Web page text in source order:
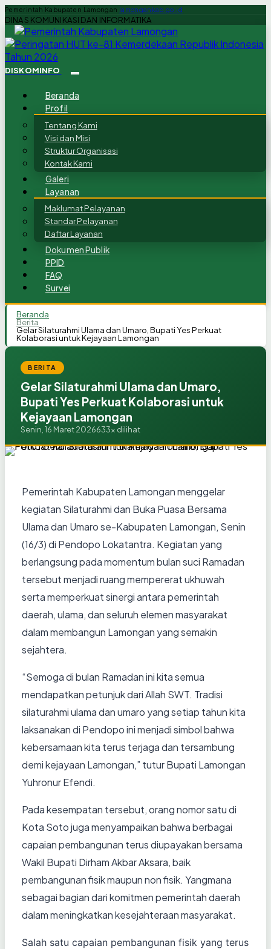
Pemerintah Kabupaten Lamongan lamongankab.go.id
DINAS KOMUNIKASI DAN INFORMATIKA
DISKOMINFO
Beranda
Profil
Tentang Kami
Visi dan Misi
Struktur Organisasi
Kontak Kami
Galeri
Layanan
Maklumat Pelayanan
Standar Pelayanan
Daftar Layanan
Dokumen Publik
PPID
FAQ
Survei
Beranda
Berita
Gelar Silaturahmi Ulama dan Umaro, Bupati Yes Perkuat
Kolaborasi untuk Kejayaan Lamongan
BERITA
Gelar Silaturahmi Ulama dan Umaro,
Bupati Yes Perkuat Kolaborasi untuk
Kejayaan Lamongan
Senin, 16 Maret 2026633x dilihat
Pemerintah Kabupaten Lamongan menggelar
kegiatan Silaturahmi dan Buka Puasa Bersama
Ulama dan Umaro se-Kabupaten Lamongan, Senin
(16/3) di Pendopo Lokatantra. Kegiatan yang
berlangsung pada momentum bulan suci Ramadan
tersebut menjadi ruang mempererat ukhuwah
serta memperkuat sinergi antara pemerintah
daerah, ulama, dan seluruh elemen masyarakat
dalam membangun Lamongan yang semakin
sejahtera.
“Semoga di bulan Ramadan ini kita semua
mendapatkan petunjuk dari Allah SWT. Tradisi
silaturahmi ulama dan umaro yang setiap tahun kita
laksanakan di Pendopo ini menjadi simbol bahwa
kebersamaan kita terus terjaga dan tersambung
demi kejayaan Lamongan,” tutur Bupati Lamongan
Yuhronur Efendi.
Pada kesempatan tersebut, orang nomor satu di
Kota Soto juga menyampaikan bahwa berbagai
capaian pembangunan terus diupayakan bersama
Wakil Bupati Dirham Akbar Aksara, baik
pembangunan fisik maupun non fisik. Yangmana
sebagai bagian dari komitmen pemerintah daerah
dalam meningkatkan kesejahteraan masyarakat.
Salah satu capaian pembangunan fisik yang terus